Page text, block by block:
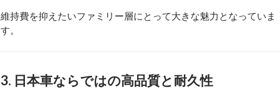
維持費を抑えたいファミリー層にとって大きな魅力となっていま
す。
3. 日本車ならではの高品質と耐久性